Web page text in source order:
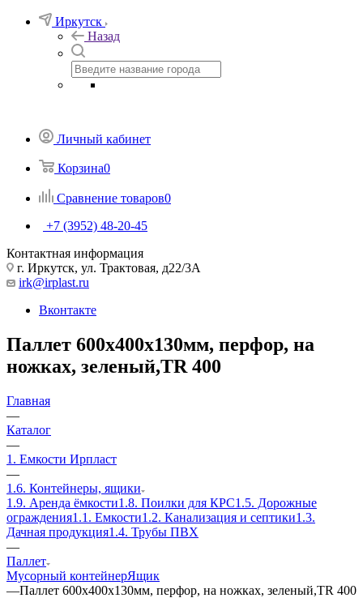
Иркутск
Назад
Личный кабинет
Корзина0
Сравнение товаров0
+7 (3952) 48-20-45
Контактная информация
г. Иркутск, ул. Трактовая, д22/3А
irk@irplast.ru
Вконтакте
Паллет 600х400х130мм, перфор, на
ножках, зеленый,TR 400
Главная
—
Каталог
—
1. Емкости Ирпласт
—
1.6. Контейнеры, ящики
1.9. Аренда ёмкости1.8. Поилки для КРС1.5. Дорожные
ограждения1.1. Емкости1.2. Канализация и септики1.3.
Дачная продукция1.4. Трубы ПВХ
—
Паллет
Мусорный контейнерЯщик
—Паллет 600х400х130мм, перфор, на ножках, зеленый,TR 400